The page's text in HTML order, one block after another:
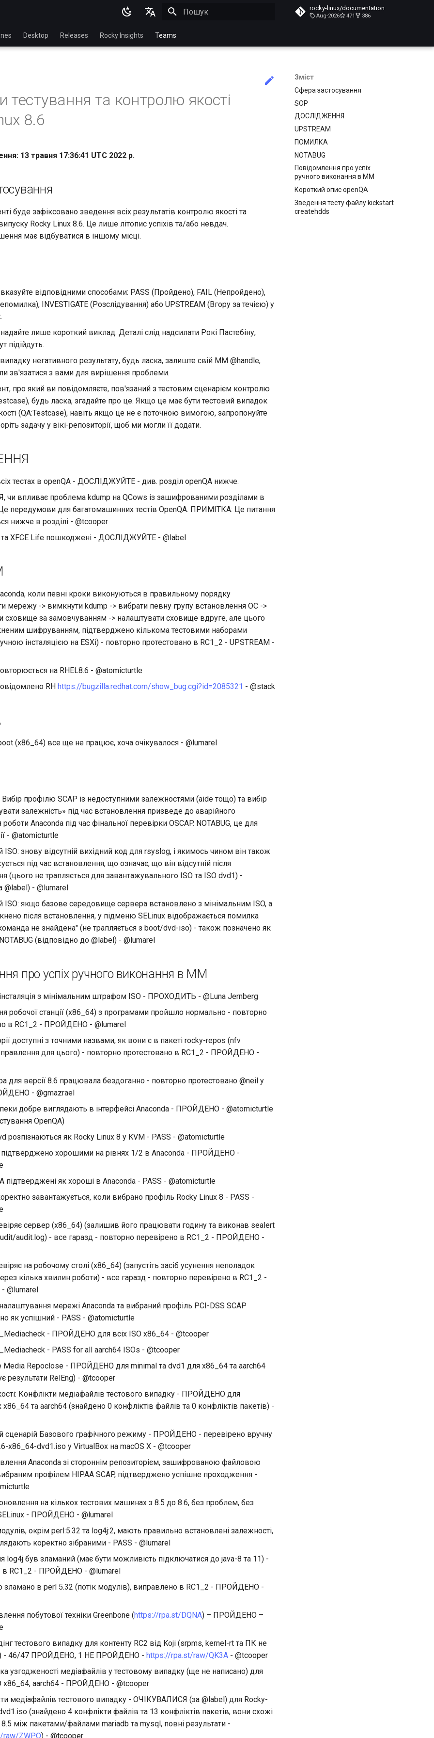
English
Español
한국어
rocky-linux/documentation
Aug-2026 471 386
Desktop Releases Rocky Insights Teams
Зміст
Сфера застосування
SOP
ДОСЛІДЖЕННЯ
UPSTREAM
ПОМИЛКА
NOTABUG
Повідомлення про успіх
ручного виконання в MM
Короткий опис openQA
Зведення тесту файлу kickstart
createhdds
тестування та контролю якості
8.6
13 травня 17:36:41 UTC 2022 р.
буде зафіксовано зведення всіх результатів контролю якості та
Rocky Linux 8.6. Це лише літопис успіхів та/або невдач.
має відбуватися в іншому місці.
відповідними способами: PASS (Пройдено), FAIL (Непройдено),
INVESTIGATE (Розслідування) або UPSTREAM (Вгору за течією) у
лише короткий виклад. Деталі слід надсилати Рокі Пастебіну,
підійдуть.
негативного результату, будь ласка, залиште свій MM @handle,
зв'язатися з вами для вирішення проблеми.
про який ви повідомляєте, пов'язаний з тестовим сценарієм контролю
будь ласка, згадайте про це. Якщо це має бути тестовий випадок
(QA:Testcase), навіть якщо це не є поточною вимогою, запропонуйте
задачу у вікі-репозиторії, щоб ми могли її додати.
тестах в openQA - ДОСЛІДЖУЙТЕ - див. розділ openQA нижче.
чи впливає проблема kdump на QCows із зашифрованими розділами в
передумови для багатомашинних тестів OpenQA. ПРИМІТКА: Це питання
нижче в розділі - @tcooper
та XFCE Life пошкоджені - ДОСЛІДЖУЙТЕ - @label
коли певні кроки виконуються в правильному порядку
мережу -> вимкнути kdump -> вибрати певну групу встановлення ОС ->
сховище за замовчуванням -> налаштувати сховище вдруге, але цього
шифруванням, підтверджено кількома тестовими наборами
інсталяцією на ESXi) - повторно протестовано в RC1_2 - UPSTREAM -
на RHEL8.6 - @atomicturtle
RH https://bugzilla.redhat.com/show_bug.cgi?id=2085321 - @stack
(x86_64) все ще не працює, хоча очікувалося - @lumarel
Вибір профілю SCAP із недоступними залежностями (aide тощо) та вибір
залежність» під час встановлення призведе до аварійного
Anaconda під час фінальної перевірки OSCAP. NOTABUG, це для
- @atomicturtle
ISO: знову відсутній вихідний код для rsyslog, і якимось чином він також
під час встановлення, що означає, що він відсутній після
(цього не трапляється для завантажувального ISO та ISO dvd1) -
@label) - @lumarel
ISO: якщо базове середовище сервера встановлено з мінімальним ISO, а
після встановлення, у підменю SELinux відображається помилка
не знайдена" (не трапляється з boot/dvd-iso) - також позначено як
(відповідно до @label) - @lumarel
про успіх ручного виконання в MM
з мінімальним штрафом ISO - ПРОХОДИТЬ - @Luna Jernberg
робочої станції (x86_64) з програмами пройшло нормально - повторно
в RC1_2 - ПРОЙДЕНО - @lumarel
доступні з точними назвами, як вони є в пакеті rocky-repos (nfv
для цього) - повторно протестовано в RC1_2 - ПРОЙДЕНО -
для версії 8.6 працювала бездоганно - повторно протестовано @neil у
- @gmazrael
добре виглядають в інтерфейсі Anaconda - ПРОЙДЕНО - @atomicturtle
OpenQA)
розпізнаються як Rocky Linux 8 у KVM - PASS - @atomicturtle
підтверджено хорошими на рівнях 1/2 в Anaconda - ПРОЙДЕНО -
підтверджені як хороші в Anaconda - PASS - @atomicturtle
завантажується, коли вибрано профіль Rocky Linux 8 - PASS -
сервер (x86_64) (залишив його працювати годину та виконав sealert
audit.log) - все гаразд - повторно перевірено в RC1_2 - ПРОЙДЕНО -
на робочому столі (x86_64) (запустіть засіб усунення неполадок
кілька хвилин роботи) - все гаразд - повторно перевірено в RC1_2 -
мережі Anaconda та вибраний профіль PCI-DSS SCAP
як успішний - PASS - @atomicturtle
- ПРОЙДЕНО для всіх ISO x86_64 - @tcooper
- PASS for all aarch64 ISOs - @tcooper
Media Repoclose - ПРОЙДЕНО для minimal та dvd1 для x86_64 та aarch64
результати RelEng) - @tcooper
Конфлікти медіафайлів тестового випадку - ПРОЙДЕНО для
x86_64 та aarch64 (знайдено 0 конфліктів файлів та 0 конфліктів пакетів) -
сценарій Базового графічного режиму - ПРОЙДЕНО - перевірено вручну
x86_64-dvd1.iso у VirtualBox на macOS X - @tcooper
Anaconda зі стороннім репозиторієм, зашифрованою файловою
профілем HIPAA SCAP, підтверджено успішне проходження -
на кількох тестових машинах з 8.5 до 8.6, без проблем, без
- ПРОЙДЕНО - @lumarel
окрім perl:5.32 та log4j:2, мають правильно встановлені залежності,
коректно зібраними - PASS - @lumarel
log4j був зламаний (має бути можливість підключатися до java-8 та 11) -
в RC1_2 - ПРОЙДЕНО - @lumarel
зламано в perl 5.32 (потік модулів), виправлено в RC1_2 - ПРОЙДЕНО -
побутової техніки Greenbone (https://rpa.st/DQNA) – ПРОЙДЕНО –
тестового випадку для контенту RC2 від Koji (srpms, kernel-rt та ПК не
- 46/47 ПРОЙДЕНО, 1 НЕ ПРОЙДЕНО - https://rpa.st/raw/QK3A - @tcooper
узгодженості медіафайлів у тестовому випадку (ще не написано) для
x86_64, aarch64 - ПРОЙДЕНО - @tcooper
медіафайлів тестового випадку - ОЧІКУВАЛИСЯ (за @label) для Rocky-
(знайдено 4 конфлікти файлів та 13 конфліктів пакетів, вони схожі
8.5 між пакетами/файлами mariadb та mysql, повні результати -
ZWPQ) - @tcooper